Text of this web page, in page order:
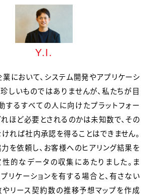
Y.I.
業において、システム開発やアプリケーシ
しいものではありませんが、私たちが目
するすべての人に向けたプラットフォー
ほど必要とされるのかは未知数で、その
れば社内承認を得ることはできません。
を依頼し、お客様へのヒアリング結果を
的なデータの収集にあたりました。ま
リケーションを有する場合と、有さない
リース契約数の推移予想マップを作成